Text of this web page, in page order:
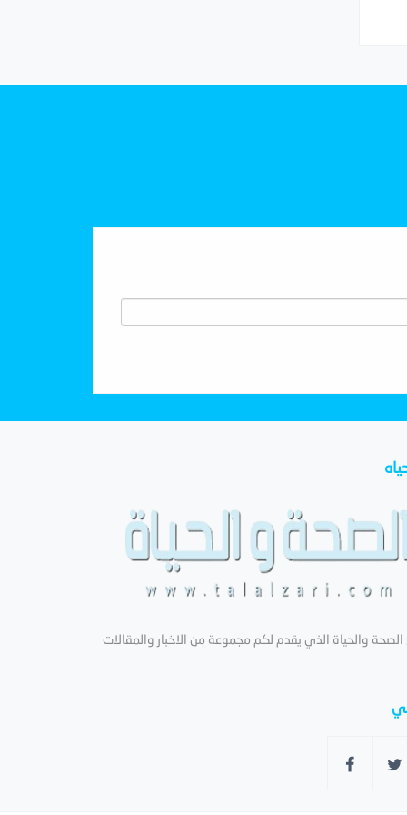
والحياة الذي يقدم لكم مجموعة من الاخبار والمقالات